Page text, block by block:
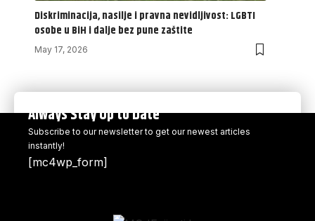
Diskriminacija, nasilje i pravna nevidljivost: LGBTI
osobe u BiH i dalje bez pune zaštite
May 17, 2026
Always Stay Up to Date
Subscribe to our newsletter to get our newest articles
instantly!
[mc4wp_form]